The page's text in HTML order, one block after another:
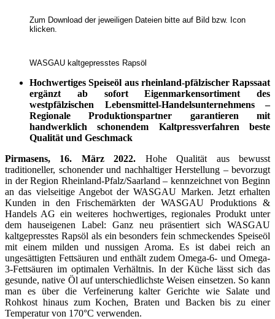
Zum Download der jeweiligen Dateien bitte auf Bild bzw. Icon
klicken.
WASGAU kaltgepresstes Rapsöl
Hochwertiges Speiseöl aus rheinland-pfälzischer Rapssaat
ergänzt ab sofort Eigenmarkensortiment des
westpfälzischen Lebensmittel-Handelsunternehmens –
Regionale Produktionspartner garantieren mit
handwerklich schonendem Kaltpressverfahren beste
Qualität und Geschmack
Pirmasens, 16. März 2022. Hohe Qualität aus bewusst
traditioneller, schonender und nachhaltiger Herstellung – bevorzugt
in der Region Rheinland-Pfalz/Saarland – kennzeichnet von Beginn
an das vielseitige Angebot der WASGAU Marken. Jetzt erhalten
Kunden in den Frischemärkten der WASGAU Produktions &
Handels AG ein weiteres hochwertiges, regionales Produkt unter
dem hauseigenen Label: Ganz neu präsentiert sich WASGAU
kaltgepresstes Rapsöl als ein besonders fein schmeckendes Speiseöl
mit einem milden und nussigen Aroma. Es ist dabei reich an
ungesättigten Fettsäuren und enthält zudem Omega-6- und Omega-
3-Fettsäuren im optimalen Verhältnis. In der Küche lässt sich das
gesunde, native Öl auf unterschiedlichste Weisen einsetzen. So kann
man es über die Verfeinerung kalter Gerichte wie Salate und
Rohkost hinaus zum Kochen, Braten und Backen bis zu einer
Temperatur von 170°C verwenden.